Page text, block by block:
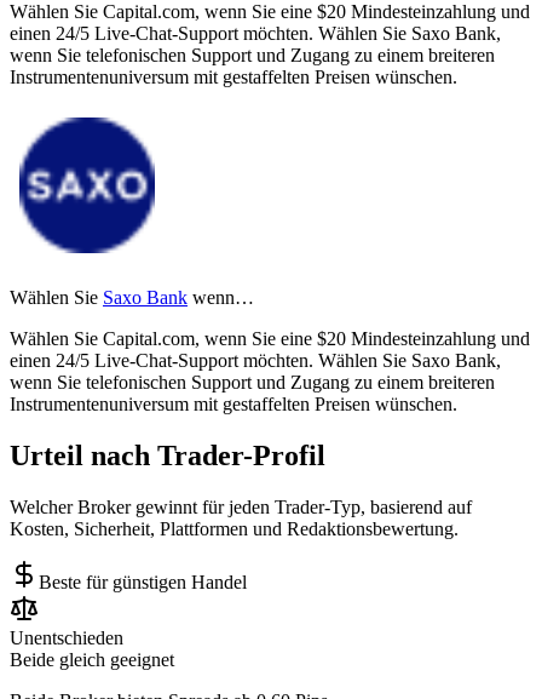
Wählen Sie Capital.com, wenn Sie eine $20 Mindesteinzahlung und
einen 24/5 Live-Chat-Support möchten. Wählen Sie Saxo Bank,
wenn Sie telefonischen Support und Zugang zu einem breiteren
Instrumentenuniversum mit gestaffelten Preisen wünschen.
Wählen Sie Saxo Bank wenn…
Wählen Sie Capital.com, wenn Sie eine $20 Mindesteinzahlung und
einen 24/5 Live-Chat-Support möchten. Wählen Sie Saxo Bank,
wenn Sie telefonischen Support und Zugang zu einem breiteren
Instrumentenuniversum mit gestaffelten Preisen wünschen.
Urteil nach Trader-Profil
Welcher Broker gewinnt für jeden Trader-Typ, basierend auf
Kosten, Sicherheit, Plattformen und Redaktionsbewertung.
Beste für günstigen Handel
Unentschieden
Beide gleich geeignet